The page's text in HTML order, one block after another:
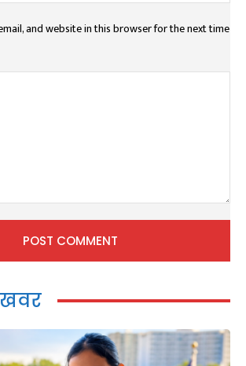
and website in this browser for the next time